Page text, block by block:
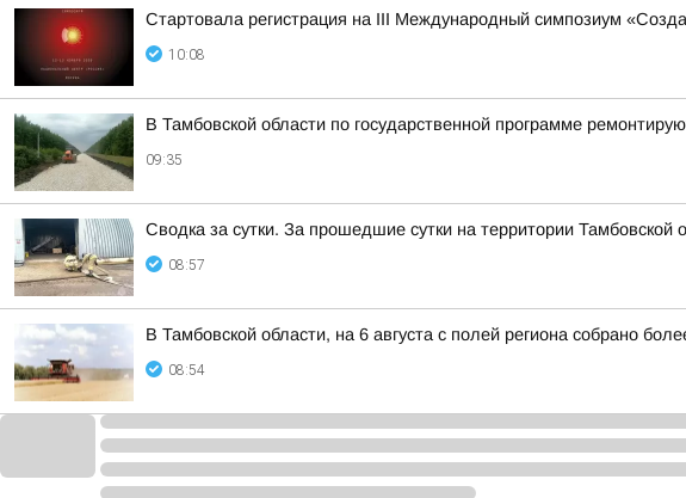
Стартовала регистрация на III Международный симпозиум
10:08
В Тамбовской области по государственной программе
09:35
Сводка за сутки. За прошедшие сутки на территории Тамбовской
08:57
В Тамбовской области, на 6 августа с полей региона собрано
08:54